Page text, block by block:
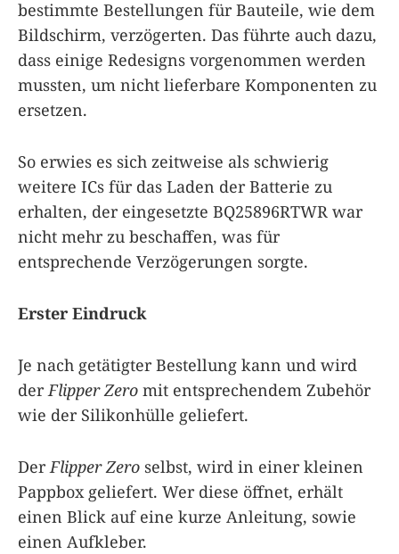
bestimmte Bestellungen für Bauteile, wie dem
Bildschirm, verzögerten. Das führte auch dazu,
dass einige Redesigns vorgenommen werden
mussten, um nicht lieferbare Komponenten zu
ersetzen.
So erwies es sich zeitweise als schwierig
weitere ICs für das Laden der Batterie zu
erhalten, der eingesetzte BQ25896RTWR war
nicht mehr zu beschaffen, was für
entsprechende Verzögerungen sorgte.
Erster Eindruck
Je nach getätigter Bestellung kann und wird
derFlipper Zero mit entsprechendem Zubehör
wie der Silikonhülle geliefert.
DerFlipper Zero selbst, wird in einer kleinen
Pappbox geliefert. Wer diese öffnet, erhält
einen Blick auf eine kurze Anleitung, sowie
einen Aufkleber.